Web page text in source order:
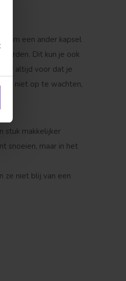
een ander kapsel
Dit kun je ook
er altijd voor dat je
je niet op te wachten,
stuk makkelijker
snoeien, maar in het
ze niet blij van een